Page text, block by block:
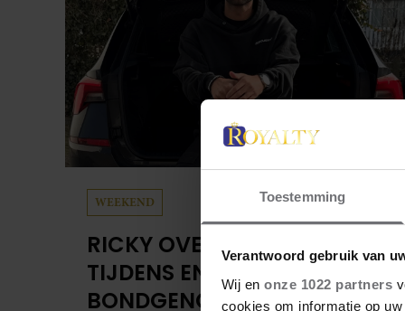
Toestemming
Verantwoord gebruik van
Wij en onze 1022 partners
cookies om informatie op
WEEKEND
RICKY OVER ZIJN LEVEN
TIJDENS EN NA DE
BONDGENOTEN: ‘IK WAS